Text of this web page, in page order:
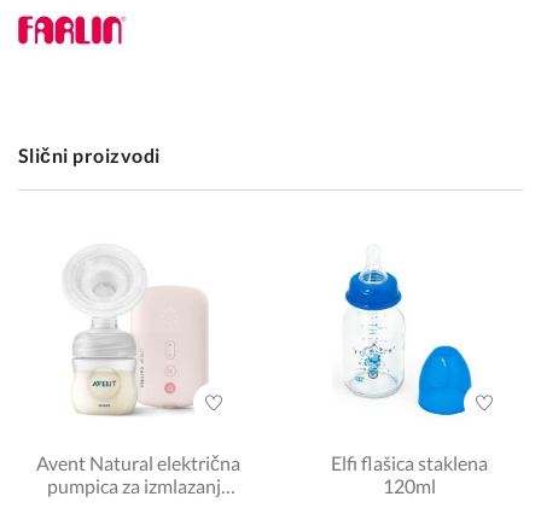
Slični proizvodi
Avent Natural električna
pumpica za izmlazanje
Elfi flašica staklena
120ml